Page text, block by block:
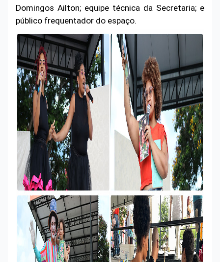
Domingos Ailton; equipe técnica da Secretaria; e
público frequentador do espaço.